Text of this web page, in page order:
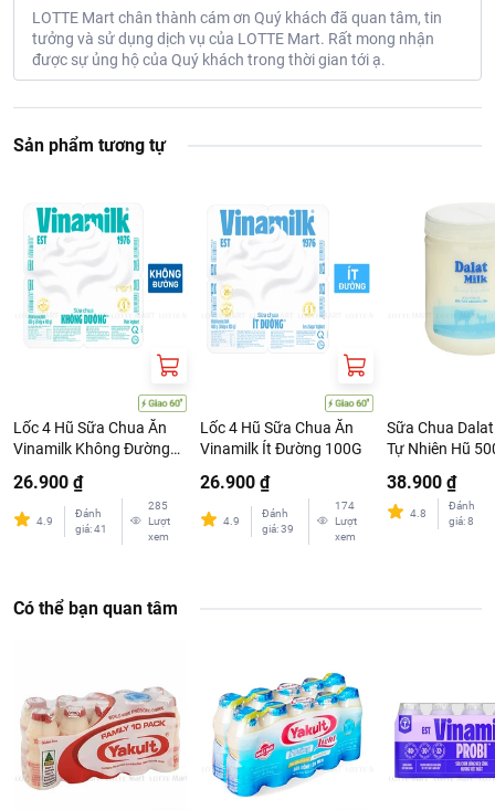
LOTTE Mart chân thành cám ơn Quý khách đã quan tâm, tin
tưởng và sử dụng dịch vụ của LOTTE Mart. Rất mong nhận
được sự ủng hộ của Quý khách trong thời gian tới ạ.
Sản phẩm tương tự
Lốc 4 Hũ Sữa Chua Ăn
Vinamilk Không Đường
26.900 ₫
4.9
Đánh
giá:41
285
Lượt
xem
Lốc 4 Hũ Sữa Chua Ăn
Vinamilk Ít Đường 100G
26.900 ₫
4.9
Đánh
giá:39
174
Lượt
xem
Sữa Chua
Tự Nhiên Hũ
38.900 ₫
4.8
Đánh
giá:8
Có thể bạn quan tâm